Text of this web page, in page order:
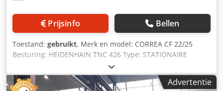
Prijsinfo Bellen
Toestand: gebruikt, Merk en model: CORREA CF 22/25
Besturing: HEIDENHAIN TNC 426 Type: STATIONAIRE
MACHINE Afmetingen tafel: 2500x700 mm Maximaal
gewicht op de tafel: 4000 kg Verplaatsingen van de assen
(X, Z, Y): 2500x800x800 mm Model spindel: Handmatig U22
Advertentie